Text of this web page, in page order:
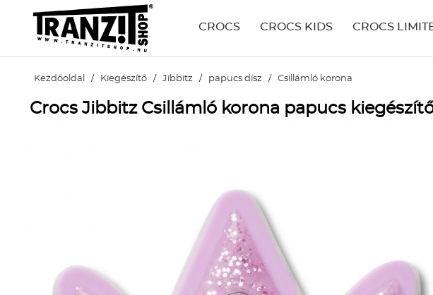
CROCS CROCS KIDS CROCS
Kezdőoldal / Kiegészítő / Jibbitz / papucs dísz / Csillámló korona
Crocs Jibbitz Csillámló korona papucs